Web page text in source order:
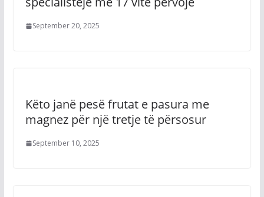
September 20, 2025
Këto janë pesë frutat e pasura me
magnez për një tretje të përsosur
September 10, 2025